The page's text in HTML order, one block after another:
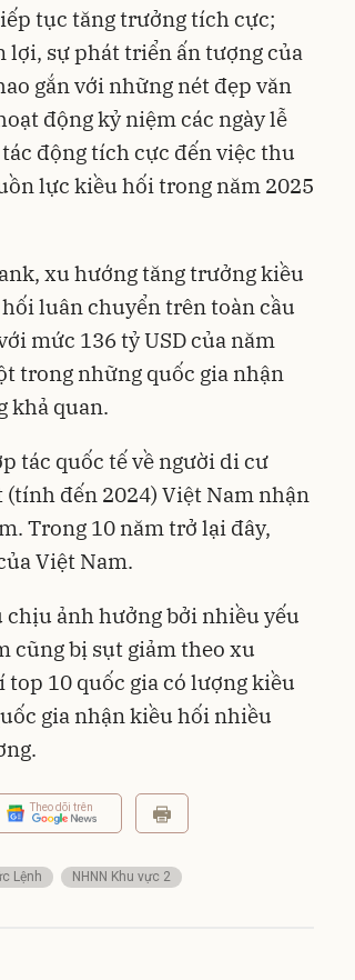
tục tăng trưởng tích cực;
sự phát triển ấn tượng của
gắn với những nét đẹp văn
động kỷ niệm các ngày lễ
động tích cực đến việc thu
lực kiều hối trong năm 2025
xu hướng tăng trưởng kiều
luân chuyển trên toàn cầu
mức 136 tỷ USD của năm
trong những quốc gia nhận
khả quan.
tác quốc tế về người di cư
đến 2024) Việt Nam nhận
Trong 10 năm trở lại đây,
Việt Nam.
ảnh hưởng bởi nhiều yếu
cũng bị sụt giảm theo xu
10 quốc gia có lượng kiều
gia nhận kiều hối nhiều
Theo dõi trên
Lệnh NHNN Khu vực 2